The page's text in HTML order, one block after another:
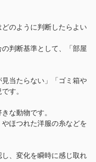
のように判断したらよい
判断基準として、「部屋
当たらない」「ゴミ箱や
す。
な動物です。
ほつれた洋服の糸などを
、変化を瞬時に感じ取れ